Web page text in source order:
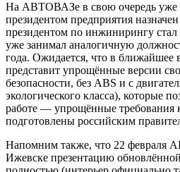
На АВТОВАЗе в свою очередь уже
президентом предприятия
президентом по инжинирингу
уже занимал аналогичную
года. Ожидается, что в
представит упрощённые версии
безопасности, без ABS и с
экологического класса), которые
работе — упрощённые требования
подготовлены российским
Напомним также, что 22 февраля
Ижевске презентацию